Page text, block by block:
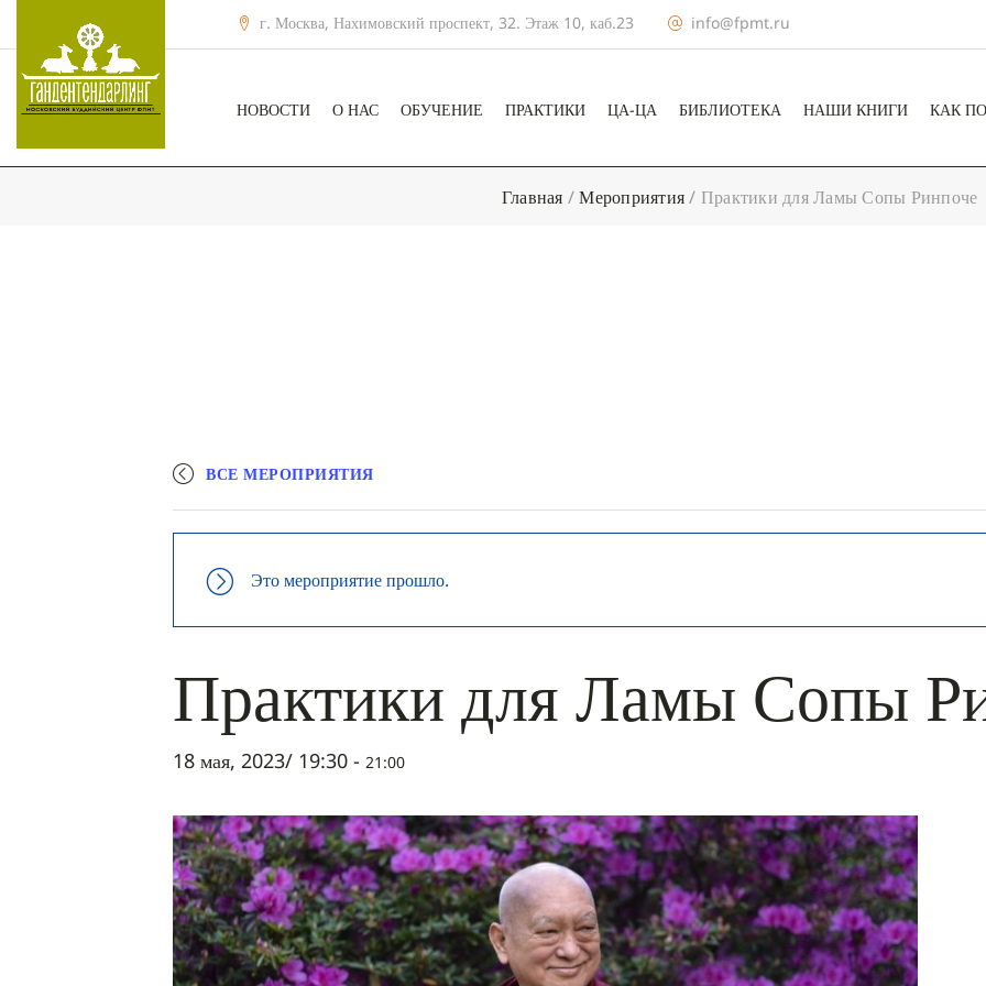
г. Москва, Нахимовский проспект, 32. Этаж 10, каб.23 info@fpmt.ru
НОВОСТИ О НАС ОБУЧЕНИЕ ПРАКТИКИ ЦА-ЦА БИБЛИОТЕКА НАШИ КНИГИ КАК
Главная /Мероприятия/ Практики для Ламы Сопы Ринпоче
ВСЕ МЕРОПРИЯТИЯ
Это мероприятие прошло.
Практики для Ламы Сопы
18 мая, 2023/ 19:30 - 21:00